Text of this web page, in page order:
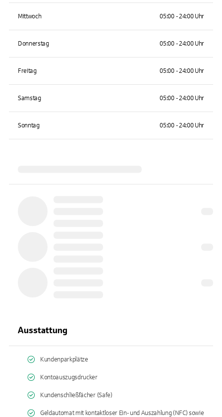
Mittwoch 05:00 - 24:00 Uhr
Donnerstag 05:00 - 24:00 Uhr
Freitag 05:00 - 24:00 Uhr
Samstag 05:00 - 24:00 Uhr
Sonntag 05:00 - 24:00 Uhr
Ausstattung
Kundenparkplätze
Kontoauszugsdrucker
Kundenschließfächer (Safe)
Geldautomat mit kontaktloser Ein- und Auszahlung (NFC) sowie